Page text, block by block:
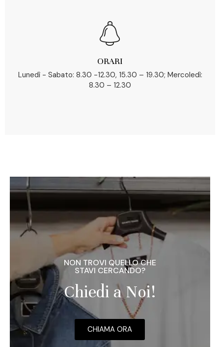
ORARI
Lunedì - Sabato: 8.30 -12.30, 15.30 – 19.30; Mercoledì:
8.30 – 12.30
NON TROVI QUELLO CHE
STAVI CERCANDO?
Chiedi a Noi!
CHIAMA ORA